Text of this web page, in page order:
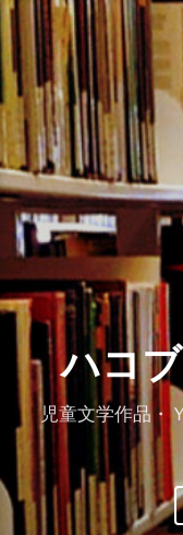
コ
ン
テ
ン
ツ
へ
ス
キ
ッ
プ
ハコ
児童文学作品・